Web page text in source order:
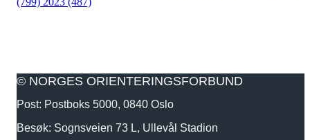
© NORGES ORIENTERINGSFORBUND
Post: Postboks 5000, 0840 Oslo
Besøk: Sognsveien 73 L, Ullevål Stadion